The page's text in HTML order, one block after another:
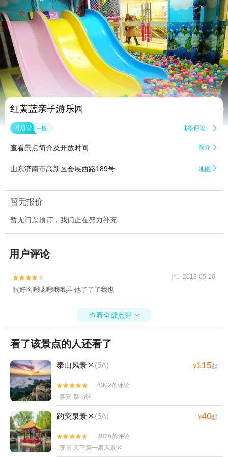
 5
红黄蓝亲子游乐园
4.0 分 一般 1条评论 
查看景点简介及开放时间 简介 
山东济南市高新区会展西路189号 地图 
暂无报价
暂无门票预订，我们正在努力补充
用户评论

 j*1 2015-05-20
很好啊嗯嗯嗯哦哦弄 他了了了我也
查看全部点评 
看了该景点的人还看了
泰山风景区(5A) ¥115起


6302条评论
泰安·泰山区
趵突泉景区(5A) ¥40起


3826条评论
济南·天下第一泉风景区
